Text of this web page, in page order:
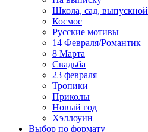
Школа, сад, выпускной
Космос
Русские мотивы
14 Февраля/Романтик
8 Марта
Свадьба
23 февраля
Тропики
Приколы
Новый год
Хэллоуин
Выбор по формату